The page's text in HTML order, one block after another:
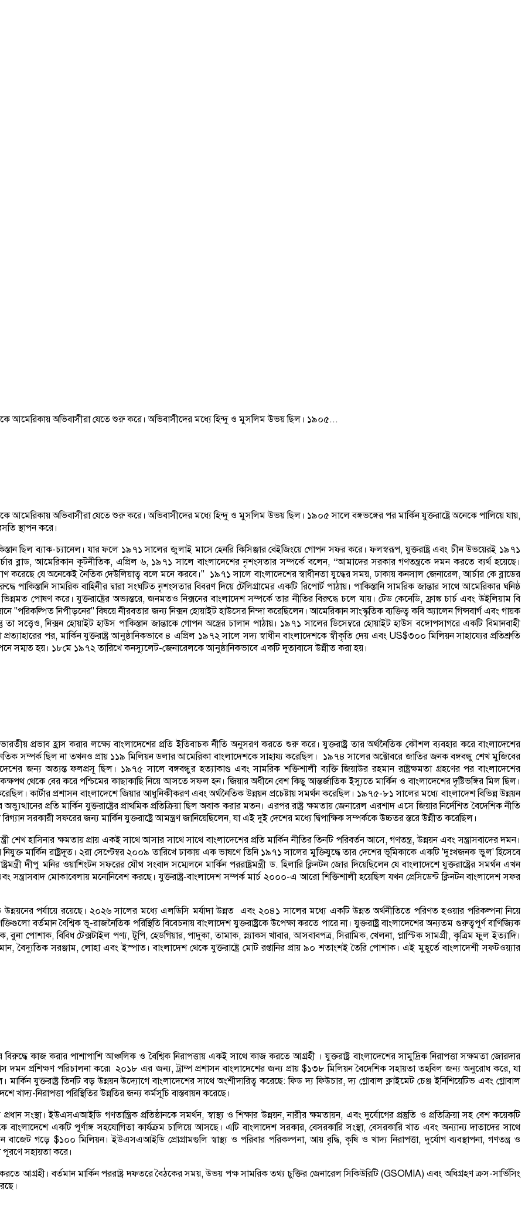
আমেরিকায় অভিবাসীরা যেতে শুরু করে। অভিবাসীদের মধ্যে হিন্দু ও মুসলিম উভয় ছিল। ১৯০৫...
অভিবাসীরা যেতে শুরু করে। অভিবাসীদের মধ্যে হিন্দু ও মুসলিম উভয় ছিল। ১৯০৫ সালে বঙ্গভঙ্গের পর মার্কিন যুক্তরাষ্ট্রে অনেকে পালিয়ে যায়,
স্থাপন করে।
ছিল ব্যাক-চ্যানেল। যার ফলে ১৯৭১ সালের জুলাই মাসে হেনরি কিসিঞ্জার বেইজিংয়ে গোপন সফর করে। ফলস্বরূপ, যুক্তরাষ্ট্র এবং চীন উভয়েরই ১৯৭১
ব্লাড, আমেরিকান কূটনীতিক, এপ্রিল ৬, ১৯৭১ সালে বাংলাদেশের নৃশংসতার সম্পর্কে বলেন, “আমাদের সরকার গণতন্ত্রকে দমন করতে ব্যর্থ হয়েছে।
যে অনেকেই নৈতিক দেউলিয়াত্ব বলে মনে করবে।" ১৯৭১ সালে বাংলাদেশের স্বাধীনতা যুদ্ধের সময়, ঢাকায় কনসাল জেনারেল, আর্চার কে ব্লাডের
পাকিস্তানি সামরিক বাহিনীর দ্বারা সংঘটিত নৃশংসতার বিবরণ দিয়ে টেলিগ্রামের একটি রিপোর্ট পাঠায়। পাকিস্তানি সামরিক জান্তার সাথে আমেরিকার ঘনিষ্ঠ
পোষণ করে। যুক্তরাষ্ট্রের অভ্যন্তরে, জনমতও নিক্সনের বাংলাদেশ সম্পর্কে তার নীতির বিরুদ্ধে চলে যায়। টেড কেনেডি, ফ্রাঙ্ক চার্চ এবং উইলিয়াম বি
"পরিকল্পিত নিপীড়নের" বিষয়ে নীরবতার জন্য নিক্সন হোয়াইট হাউসের নিন্দা করেছিলেন। আমেরিকান সাংস্কৃতিক ব্যক্তিত্ব কবি অ্যালেন গিন্সবার্গ এবং গায়ক
সত্ত্বেও, নিক্সন হোয়াইট হাউস পাকিস্তান জান্তাকে গোপন অস্ত্রের চালান পাঠায়। ১৯৭১ সালের ডিসেম্বরে হোয়াইট হাউস বঙ্গোপসাগরে একটি বিমানবাহী
পর, মার্কিন যুক্তরাষ্ট্র আনুষ্ঠানিকভাবে ৪ এপ্রিল ১৯৭২ সালে সদ্য স্বাধীন বাংলাদেশকে স্বীকৃতি দেয় এবং US$৩০০ মিলিয়ন সাহায্যের প্রতিশ্রুতি
সম্মত হয়। ১৮মে ১৯৭২ তারিখে কনস্যুলেট-জেনারেলকে আনুষ্ঠানিকভাবে একটি দূতাবাসে উন্নীত করা হয়।
প্রভাব হ্রাস করার লক্ষ্যে বাংলাদেশের প্রতি ইতিবাচক নীতি অনুসরণ করতে শুরু করে। যুক্তরাষ্ট্র তার অর্থনৈতিক কৌশল ব্যবহার করে বাংলাদেশের
সম্পর্ক ছিল না তখনও প্রায় ১১৯ মিলিয়ন ডলার আমেরিকা বাংলাদেশকে সাহায্য করেছিল। ১৯৭৪ সালের অক্টোবরে জাতির জনক বঙ্গবন্ধু শেখ মুজিবের
জন্য অত্যন্ত ফলপ্রসূ ছিল। ১৯৭৫ সালে বঙ্গবন্ধুর হত্যাকাণ্ড এবং সামরিক শক্তিশালী ব্যক্তি জিয়াউর রহমান রাষ্ট্রক্ষমতা গ্রহণের পর বাংলাদেশের
থেকে বের করে পশ্চিমের কাছাকাছি নিয়ে আসতে সফল হন। জিয়ার অধীনে বেশ কিছু আন্তর্জাতিক ইস্যুতে মার্কিন ও বাংলাদেশের দৃষ্টিভঙ্গির মিল ছিল।
কার্টার প্রশাসন বাংলাদেশে জিয়ার আধুনিকীকরণ এবং অর্থনৈতিক উন্নয়ন প্রচেষ্টায় সমর্থন করেছিল। ১৯৭৫-৮১ সালের মধ্যে বাংলাদেশ বিভিন্ন উন্নয়ন
প্রতি মার্কিন যুক্তরাষ্ট্রের প্রাথমিক প্রতিক্রিয়া ছিল অবাক করার মতন। এরপর রাষ্ট্র ক্ষমতায় জেনারেল এরশাদ এসে জিয়ার নির্দেশিত বৈদেশিক নীতি
সরকারী সফরের জন্য মার্কিন যুক্তরাষ্ট্রে আমন্ত্রণ জানিয়েছিলেন, যা এই দুই দেশের মধ্যে দ্বিপাক্ষিক সম্পর্ককে উচ্চতর স্তরে উন্নীত করেছিল।
শেখ হাসিনার ক্ষমতায় প্রায় একই সাথে আসার সাথে সাথে বাংলাদেশের প্রতি মার্কিন নীতির তিনটি পরিবর্তন আসে, গণতন্ত্র, উন্নয়ন এবং সন্ত্রাসবাদের দমন।
নিযুক্ত মার্কিন রাষ্ট্রদূত। ২রা সেপ্টেম্বর ২০০৯ তারিখে ঢাকায় এক ভাষণে তিনি ১৯৭১ সালের মুক্তিযুদ্ধে তার দেশের ভূমিকাকে একটি 'দুঃখজনক ভুল' হিসেবে
দীপু মনির ওয়াশিংটন সফরের যৌথ সংবাদ সম্মেলনে মার্কিন পররাষ্ট্রমন্ত্রী ড. হিলারি ক্লিনটন জোর দিয়েছিলেন যে বাংলাদেশে যুক্তরাষ্ট্রের সমর্থন এখন
সন্ত্রাসবাদ মোকাবেলায় মনোনিবেশ করছে। যুক্তরাষ্ট্র-বাংলাদেশ সম্পর্ক মার্চ ২০০০-এ আরো শিক্তিশালী হয়েছিল যখন প্রেসিডেন্ট ক্লিনটন বাংলাদেশ সফর
উন্নয়নের পর্যায়ে রয়েছে। ২০২৬ সালের মধ্যে এলডিসি মর্যাদা উন্নত এবং ২০৪১ সালের মধ্যে একটি উন্নত অর্থনীতিতে পরিণত হওয়ার পরিকল্পনা নিয়ে
বর্তমান বৈশ্বিক ভূ-রাজনৈতিক পরিস্থিতি বিবেচনায় বাংলাদেশ যুক্তরাষ্ট্রকে উপেক্ষা করতে পারে না। যুক্তরাষ্ট্র বাংলাদেশের অন্যতম গুরুত্বপূর্ণ বাণিজ্যিক
বুনা পোশাক, বিবিধ টেক্সটাইল পণ্য, টুপি, হেডগিয়ার, পাদুকা, তামাক, স্ন্যাকস খাবার, আসবাবপত্র, সিরামিক, খেলনা, প্লাস্টিক সামগ্রী, কৃত্রিম ফুল ইত্যাদি।
বৈদ্যুতিক সরঞ্জাম, লোহা এবং ইস্পাত। বাংলাদেশ থেকে যুক্তরাষ্ট্রে মোট রপ্তানির প্রায় ৯০ শতাংশই তৈরি পোশাক। এই মুহূর্তে বাংলাদেশী সফটওয়্যার
বিরুদ্ধে কাজ করার পাশাপাশি আঞ্চলিক ও বৈশ্বিক নিরাপত্তায় একই সাথে কাজ করতে আগ্রহী । যুক্তরাষ্ট্র বাংলাদেশের সামুদ্রিক নিরাপত্তা সক্ষমতা জোরদার
দমন প্রশিক্ষণ পরিচালনা করে৷ ২০১৮ এর জন্য, ট্রাম্প প্রশাসন বাংলাদেশের জন্য প্রায় $১৩৮ মিলিয়ন বৈদেশিক সহায়তা তহবিল জন্য অনুরোধ করে, যা
যুক্তরাষ্ট্র তিনটি বড় উন্নয়ন উদ্যোগে বাংলাদেশের সাথে অংশীদারিত্ব করেছে: ফিড দ্য ফিউচার, দ্য গ্লোবাল ক্লাইমেট চেঞ্জ ইনিশিয়েটিভ এবং গ্লোবাল
নিরাপত্তা পরিস্থিতির উন্নতির জন্য কর্মসূচি বাস্তবায়ন করেছে।
সংস্থা। ইউএসএআইডি গণতান্ত্রিক প্রতিষ্ঠানকে সমর্থন, স্বাস্থ্য ও শিক্ষার উন্নয়ন, নারীর ক্ষমতায়ন, এবং দুর্যোগের প্রস্তুতি ও প্রতিক্রিয়া সহ বেশ কয়েকটি
একটি পূর্ণাঙ্গ সহযোগিতা কার্যক্রম চালিয়ে আসছে। এটি বাংলাদেশ সরকার, বেসরকারি সংস্থা, বেসরকারি খাত এবং অন্যান্য দাতাদের সাথে
গড়ে $১০০ মিলিয়ন। ইউএসএআইডি প্রোগ্রামগুলি স্বাস্থ্য ও পরিবার পরিকল্পনা, আয় বৃদ্ধি, কৃষি ও খাদ্য নিরাপত্তা, দুর্যোগ ব্যবস্থাপনা, গণতন্ত্র ও
পূরণে সহায়তা করে।
করতে আগ্রহী। বর্তমান মার্কিন পররাষ্ট্র দফতরে বৈঠকের সময়, উভয় পক্ষ সামরিক তথ্য চুক্তির জেনারেল সিকিউরিটি (GSOMIA) এবং অধিগ্রহণ ক্রস-সার্ভিসিং